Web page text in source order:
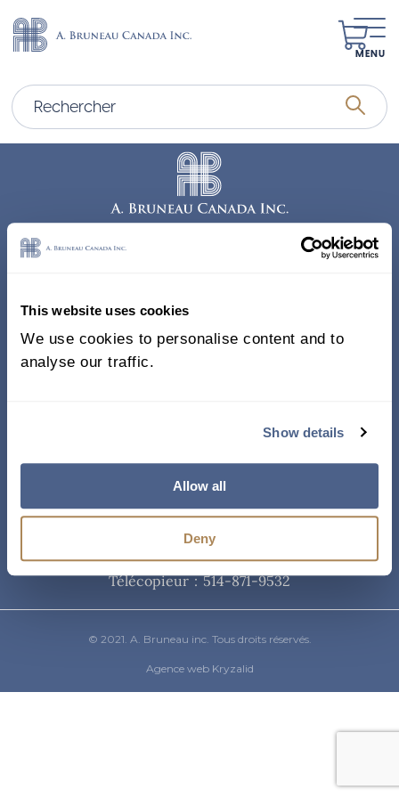
This website uses cookies
We use cookies to personalise content and to
analyse our traffic.
Show details
Allow all
Deny
MENU
338, Rue Saint-Antoine E.
Bureau 011, Montréal QC
H2Y 1A3 Canada
Téléphone
514-871-9821/ 1-800-361-8487
Télécopieur : 514-871-9532
© 2021. A. Bruneau inc. Tous droits réservés.
Agence web Kryzalid